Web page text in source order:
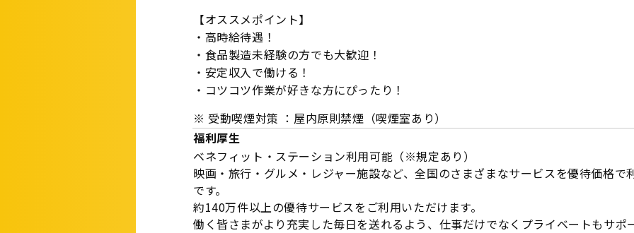
【オススメポイント】
・高時給待遇！
・食品製造未経験の方でも大歓迎！
・安定収入で働ける！
・コツコツ作業が好きな方にぴったり！
※ 受動喫煙対策 ：屋内原則禁煙（喫煙室あり）
福利厚生
ベネフィット・ステーション利用可能（※規定あり）
映画・旅行・グルメ・レジャー施設など、全国のさまざまなサービスを優待価格で
です。
約140万件以上の優待サービスをご利用いただけます。
働く皆さまがより充実した毎日を送れるよう、仕事だけでなくプライベートもサポ